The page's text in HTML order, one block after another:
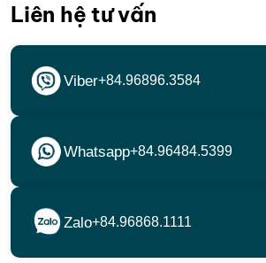
Liên hệ tư vấn
Viber+84.96896.3584
Whatsapp+84.96484.5399
Zalo+84.96868.1111